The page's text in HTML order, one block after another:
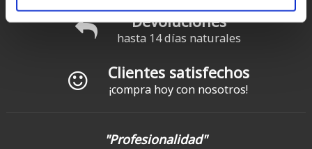
Devoluciones
hasta 14 días naturales
Clientes satisfechos
¡compra hoy con nosotros!
"Profesionalidad"